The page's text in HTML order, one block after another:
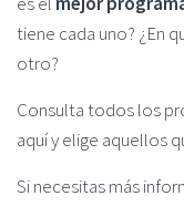
tiene cada uno? ¿En
otro?
Consulta todos los
aquí y elige aquellos
Si necesitas más